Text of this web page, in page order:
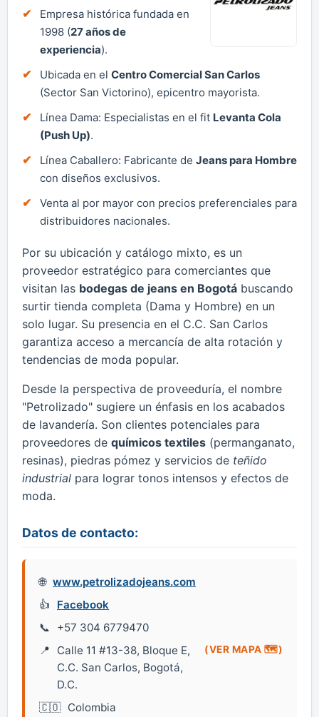
Empresa histórica fundada en
1998 (27 años de
experiencia).
Ubicada en el Centro Comercial San Carlos
(Sector San Victorino), epicentro mayorista.
Línea Dama: Especialistas en el fit Levanta Cola
(Push Up).
Línea Caballero: Fabricante de Jeans para Hombre
con diseños exclusivos.
Venta al por mayor con precios preferenciales para
distribuidores nacionales.
Por su ubicación y catálogo mixto, es un
proveedor estratégico para comerciantes que
visitan las bodegas de jeans en Bogotá buscando
surtir tienda completa (Dama y Hombre) en un
solo lugar. Su presencia en el C.C. San Carlos
garantiza acceso a mercancía de alta rotación y
tendencias de moda popular.
Desde la perspectiva de proveeduría, el nombre
"Petrolizado" sugiere un énfasis en los acabados
de lavandería. Son clientes potenciales para
proveedores de químicos textiles (permanganato,
resinas), piedras pómez y servicios de teñido
industrial para lograr tonos intensos y efectos de
moda.
Datos de contacto:
www.petrolizadojeans.com
Facebook
+57 304 6779470
Calle 11 #13-38, Bloque E,
C.C. San Carlos, Bogotá,
D.C.
(VER MAPA 🗺️)
Colombia